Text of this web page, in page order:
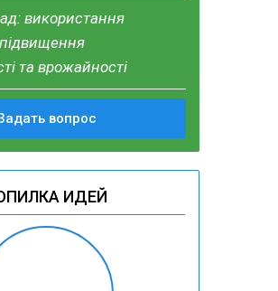
використання
та врожайності
вопрос
ИДЕЙ